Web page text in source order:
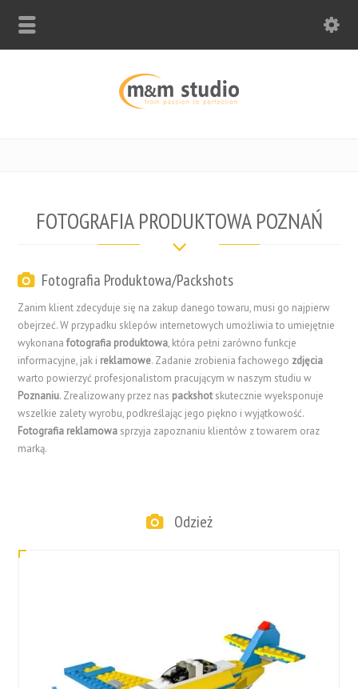
FOTOGRAFIA PRODUKTOWA POZNAŃ
Fotografia Produktowa/Packshots
Zanim klient zdecyduje się na zakup danego towaru, musi go najpierw
obejrzeć. W przypadku sklepów internetowych umożliwia to umiejętnie
wykonanafotografia produktowa, która pełni zarówno funkcje
informacyjne, jak i reklamowe. Zadanie zrobienia fachowego zdjęcia
warto powierzyć profesjonalistom pracującym w naszym studiu w
Poznaniu. Zrealizowany przez nas packshotskutecznie wyeksponuje
wszelkie zalety wyrobu, podkreślając jego piękno i wyjątkowość.
Fotografia reklamowa sprzyja zapoznaniu klientów z towarem oraz
marką.
Odzież